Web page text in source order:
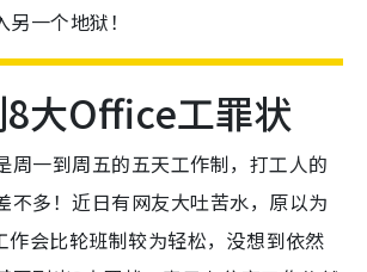
一个地狱！
大Office工罪状
周一到周五的五天工作制，打工人的
不多！近日有网友大吐苦水，原以为
会比轮班制较为轻松，没想到依然